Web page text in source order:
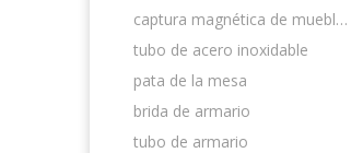
captura magnética de muebles
tubo de acero inoxidable
pata de la mesa
brida de armario
tubo de armario